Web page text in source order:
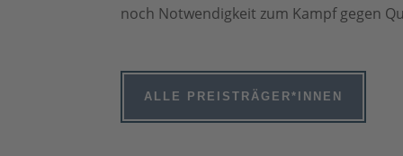
noch Notwendigkeit zum Kampf gegen
ALLE PREISTRÄGER*INNEN